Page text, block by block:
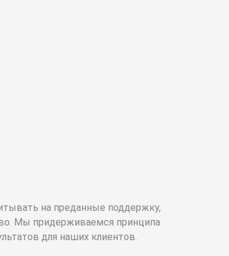
на преданные поддержку,
Мы придерживаемся принципа
для наших клиентов.